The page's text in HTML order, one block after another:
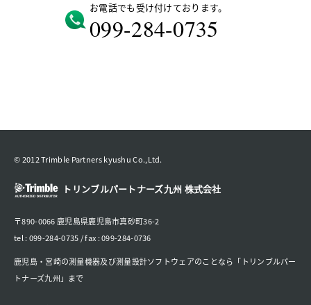
お電話でも受け付けております。
099-284-0735
© 2012 Trimble Partners kyushu Co.,Ltd.
トリンブルパートナーズ九州 株式会社
〒890-0066 鹿児島県鹿児島市真砂町36-2
tel : 099-284-0735 / fax : 099-284-0736
鹿児島・宮崎の測量機器及び測量設計ソフトウェアのことなら「トリンブルパー
トナーズ九州」まで